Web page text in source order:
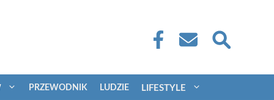
PRZEWODNIK LUDZIE LIFESTYLE